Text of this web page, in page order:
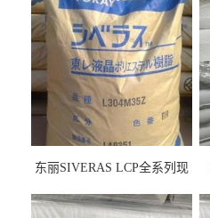
东丽SIVERAS LCP全系列现